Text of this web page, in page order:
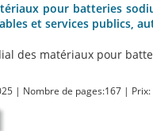
pour batteries
et services publics,
des matériaux pour
| Nombre de pages:167 | Prix: